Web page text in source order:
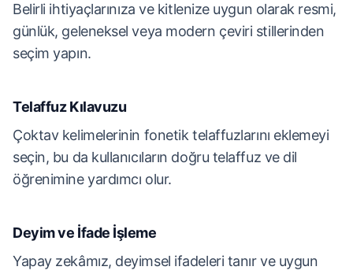
Belirli ihtiyaçlarınıza ve kitlenize uygun olarak resmi,
günlük, geleneksel veya modern çeviri stillerinden
seçim yapın.
Telaffuz Kılavuzu
Çoktav kelimelerinin fonetik telaffuzlarını eklemeyi
seçin, bu da kullanıcıların doğru telaffuz ve dil
öğrenimine yardımcı olur.
Deyim ve İfade İşleme
Yapay zekâmız, deyimsel ifadeleri tanır ve uygun